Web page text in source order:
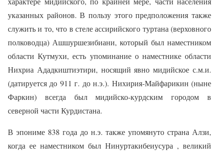
указанных районов. В пользу этого предположения также
служить и то, что в стеле ассирийского туртана (верховного
полководца) Ашшуршезибиани, который был наместником
области Кутмухи, есть упоминание о наместнике области
Нихриа Ададкиштиэтири, носящий явно мидийское с.м.и.
(датируется до 911 г. до н.э.). Нихирия-Майфарикин (ныне
Фаркин) всегда был мидийско-курдским городом в
северной части Курдистана.
В эпониме 838 года до н.э. также упомянуто страна Алзи,
когда ее наместником был Нинуртакибеиусура , великий